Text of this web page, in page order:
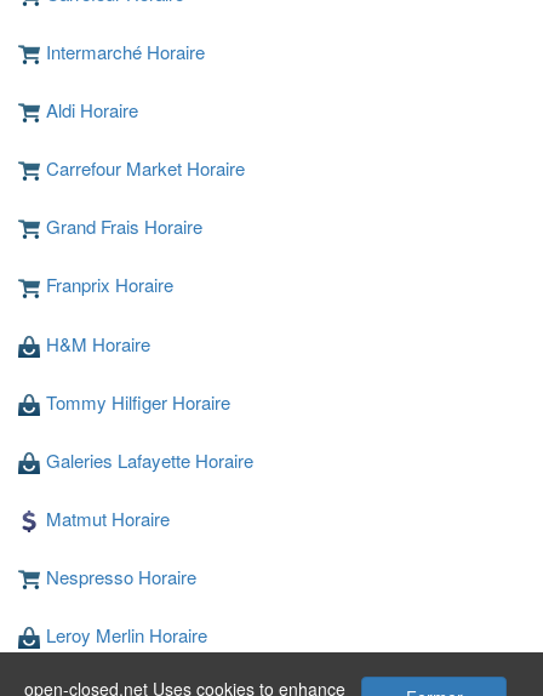
open-closed.net Uses cookies to enhance
Intermarché Horaire
Aldi Horaire
Carrefour Market Horaire
Grand Frais Horaire
Franprix Horaire
H&M Horaire
Tommy Hilfiger Horaire
Galeries Lafayette Horaire
Matmut Horaire
Nespresso Horaire
Leroy Merlin Horaire